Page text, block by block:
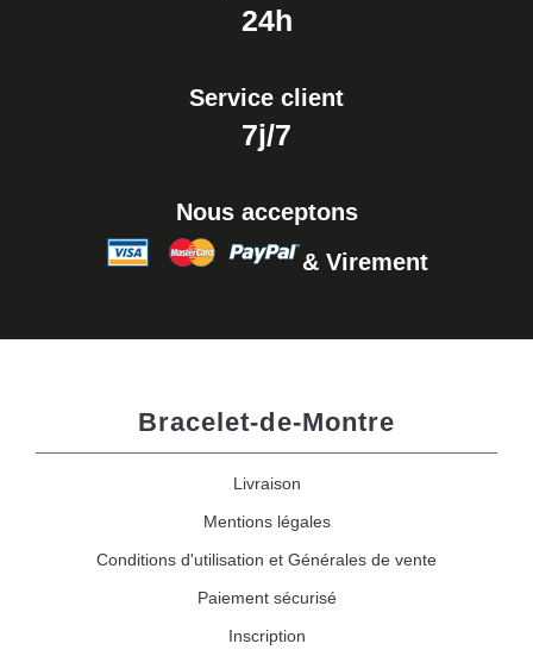
24h
Service client
7j/7
Nous acceptons
& Virement
Bracelet-de-Montre
Livraison
Mentions légales
Conditions d'utilisation et Générales de vente
Paiement sécurisé
Inscription